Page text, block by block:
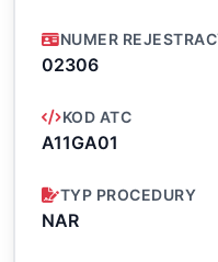
NUMER
02306
KOD ATC
A11GA01
TYP PROCEDURY
NAR